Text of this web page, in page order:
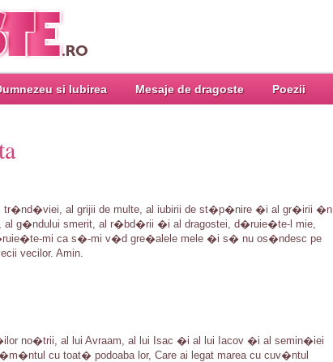
si Iubirea Mesaje de dragoste Poezii
al grijii de multe, al iubirii de st�p�nire �i al gr�irii �n
al g�ndului smerit, al r�bd�rii �i al dragostei, d�ruie�te-l mie,
mi ca s�-mi v�d gre�alele mele �i s� nu os�ndesc pe
vecilor. Amin.
no�trii, al lui Avraam, al lui Isac �i al lui Iacov �i al semin�iei
cu toat� podoaba lor, Care ai legat marea cu cuv�ntul